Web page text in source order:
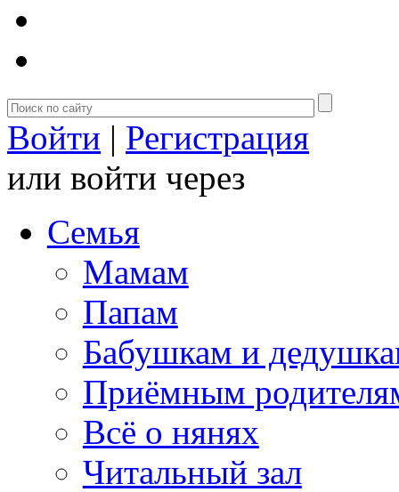
Войти | Регистрация
или войти через
Семья
Мамам
Папам
Бабушкам и
Приёмным
Всё о нянях
Читальный зал